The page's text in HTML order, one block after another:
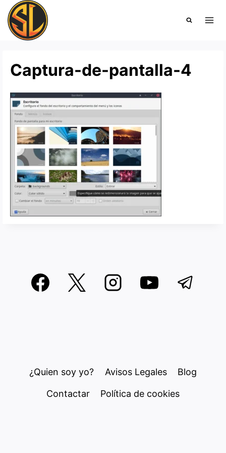
Saltar
contenido
Captura-de-pantalla-4
¿Quien soy yo? Avisos Legales Blog
Contactar Política de cookies